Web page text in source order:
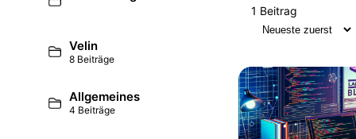
Velin
8 Beiträge
Allgemeines
4 Beiträge
1 Beitrag
Sortierung